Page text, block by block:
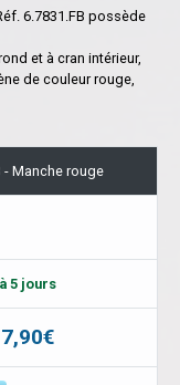
6.7831.FB possède
et à cran intérieur,
de couleur rouge,
- Manche rouge
5 jours